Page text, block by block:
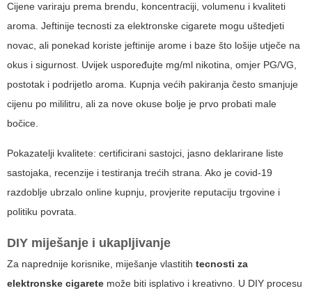
Cijene variraju prema brendu, koncentraciji, volumenu i kvaliteti
aroma. Jeftinije tecnosti za elektronske cigarete mogu uštedjeti
novac, ali ponekad koriste jeftinije arome i baze što lošije utječe na
okus i sigurnost. Uvijek uspoređujte mg/ml nikotina, omjer PG/VG,
postotak i podrijetlo aroma. Kupnja većih pakiranja često smanjuje
cijenu po mililitru, ali za nove okuse bolje je prvo probati male
bočice.
Pokazatelji kvalitete: certificirani sastojci, jasno deklarirane liste
sastojaka, recenzije i testiranja trećih strana. Ako je covid-19
razdoblje ubrzalo online kupnju, provjerite reputaciju trgovine i
politiku povrata.
DIY miješanje i ukapljivanje
Za naprednije korisnike, miješanje vlastitih tecnosti za
elektronske cigarete može biti isplativo i kreativno. U DIY procesu